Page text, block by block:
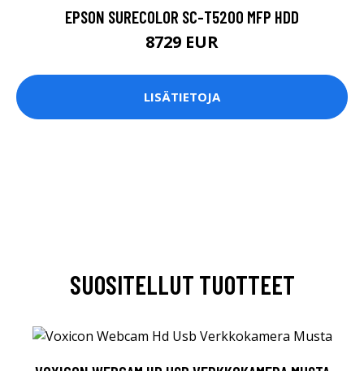
EPSON SURECOLOR SC-T5200 MFP HDD
8729 EUR
LISÄTIETOJA
SUOSITELLUT TUOTTEET